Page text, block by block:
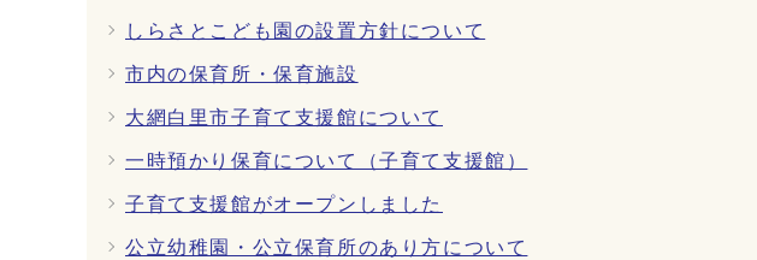
しらさとこども園の設置方針について
市内の保育所・保育施設
大網白里市子育て支援館について
一時預かり保育について（子育て支援館）
子育て支援館がオープンしました
公立幼稚園・公立保育所のあり方について